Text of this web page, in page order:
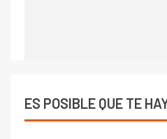
ES POSIBLE QUE TE